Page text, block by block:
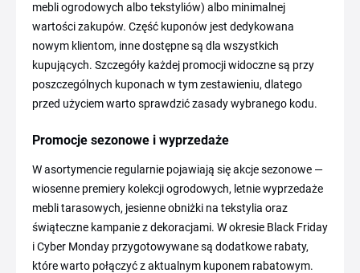
mebli ogrodowych albo tekstyliów) albo minimalnej
wartości zakupów. Część kuponów jest dedykowana
nowym klientom, inne dostępne są dla wszystkich
kupujących. Szczegóły każdej promocji widoczne są przy
poszczególnych kuponach w tym zestawieniu, dlatego
przed użyciem warto sprawdzić zasady wybranego kodu.
Promocje sezonowe i wyprzedaże
W asortymencie regularnie pojawiają się akcje sezonowe —
wiosenne premiery kolekcji ogrodowych, letnie wyprzedaże
mebli tarasowych, jesienne obniżki na tekstylia oraz
świąteczne kampanie z dekoracjami. W okresie Black Friday
i Cyber Monday przygotowywane są dodatkowe rabaty,
które warto połączyć z aktualnym kuponem rabatowym.